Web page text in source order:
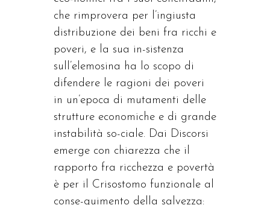
che rimprovera per l’ingiusta
distribuzione dei beni fra ricchi e
poveri, e la sua in-sistenza
sull’elemosina ha lo scopo di
difendere le ragioni dei poveri
in un’epoca di mutamenti delle
strutture economiche e di grande
instabilità so-ciale. Dai Discorsi
emerge con chiarezza che il
rapporto fra ricchezza e povertà
è per il Crisostomo funzionale al
conse-guimento della salvezza: